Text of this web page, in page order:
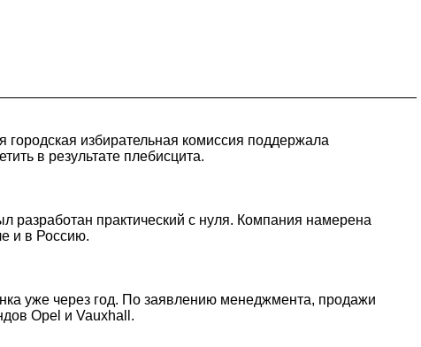
избирательная комиссия поддержала
в результате плебисцита.
разработан практический с нуля. Компания намерена
и в Россию.
уже через год. По заявлению менеджмента, продажи
Opel и Vauxhall.